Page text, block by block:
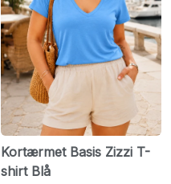
Kortærmet Basis Zizzi T-
shirt Blå